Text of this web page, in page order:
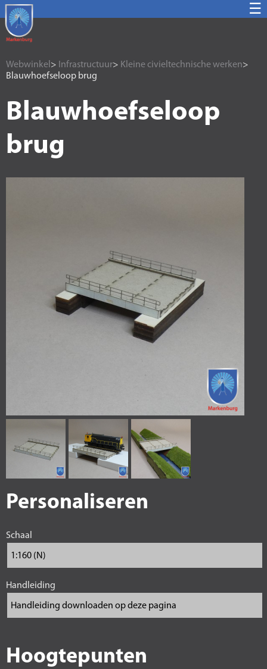
☰
Webwinkel > Infrastructuur> Kleine civieltechnische werken>
Blauwhoefseloop brug
Blauwhoefseloop
brug
Personaliseren
Schaal
Handleiding
Hoogtepunten